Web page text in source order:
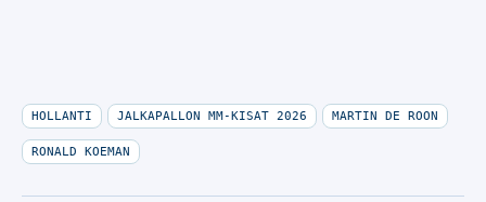
HOLLANTI JALKAPALLON MM-KISAT 2026 MARTIN DE ROON
RONALD KOEMAN